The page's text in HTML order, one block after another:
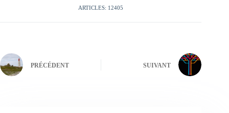
ARTICLES: 12405
PRÉCÉDENT SUIVANT